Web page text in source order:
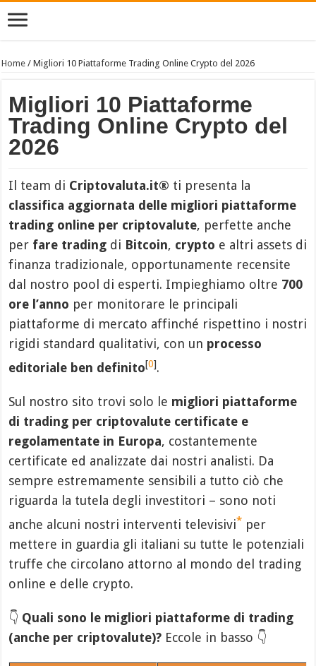
Home /Migliori 10 Piattaforme Trading Online Crypto del 2026
Migliori 10 Piattaforme
Trading Online Crypto del
2026
Il team di Criptovaluta.it® ti presenta la
classifica aggiornata delle migliori piattaforme
trading online per criptovalute, perfette anche
per fare trading di Bitcoin, crypto e altri assets di
finanza tradizionale, opportunamente recensite
dal nostro pool di esperti. Impieghiamo oltre 700
ore l’anno per monitorare le principali
piattaforme di mercato affinché rispettino i nostri
rigidi standard qualitativi, con un processo
editoriale ben definito[0].
Sul nostro sito trovi solo le migliori piattaforme
di trading per criptovalute certificate e
regolamentate in Europa, costantemente
certificate ed analizzate dai nostri analisti. Da
sempre estremamente sensibili a tutto ciò che
riguarda la tutela degli investitori – sono noti
anche alcuni nostri interventi televisivi* per
mettere in guardia gli italiani su tutte le potenziali
truffe che circolano attorno al mondo del trading
online e delle crypto.
👇 Quali sono le migliori piattaforme di trading
(anche per criptovalute)? Eccole in basso 👇